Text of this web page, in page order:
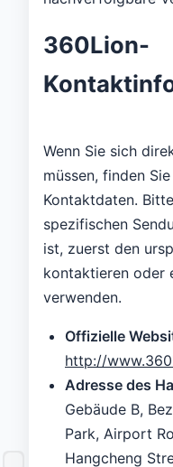
360Lion-
Wenn Sie sich
müssen, finden
Kontaktdaten.
spezifischen
ist, zuerst den
kontaktieren oder
verwenden.
Offizielle
http://
Adresse des
Gebäude B,
Park, Airport
Hangcheng